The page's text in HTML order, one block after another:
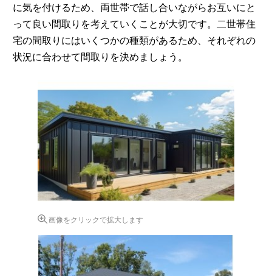
に気を付けるため、両世帯で話し合いながらお互いにと
って良い間取りを考えていくことが大切です。二世帯住
宅の間取りにはいくつかの種類があるため、それぞれの
状況に合わせて間取りを決めましょう。
画像をクリックで拡大します